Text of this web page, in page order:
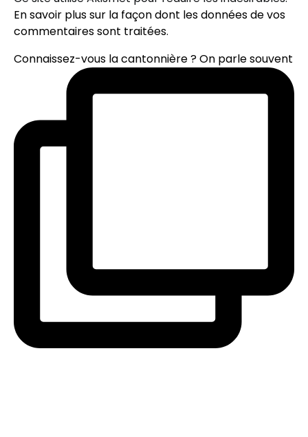
En savoir plus sur la façon dont les données de vos
commentaires sont traitées.
Connaissez-vous la cantonnière ? On parle souvent